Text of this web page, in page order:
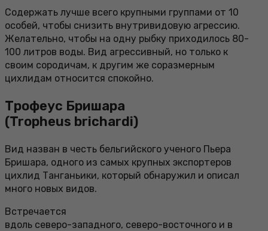
Содержать лучше всего крупными группами от 10
особей, чтобы снизить внутривидовую агрессию.
Желательно, чтобы на одну рыбку приходилось 80-
100 литров воды. Вид агрессивный, но только к
своим сородичам, к другим же соразмерным
цихлидам относится спокойно.
Трофеус Бришара
(Tropheus brichardi)
Вид назван в честь бельгийского ученого Пьера
Бришара, одного из самых крупных экспортеров
цихлид Танганьики, который обнаружил и описал
много новых видов.
Встречается
вдоль северо-западного, северо-восточного и в